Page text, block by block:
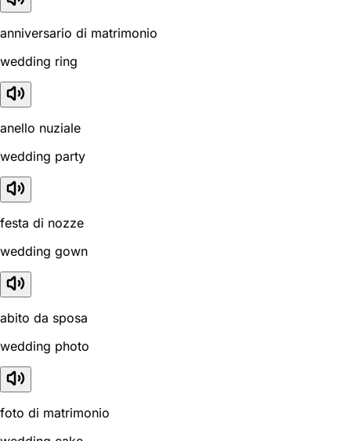
anniversario di matrimonio
wedding ring
anello nuziale
wedding party
festa di nozze
wedding gown
abito da sposa
wedding photo
foto di matrimonio